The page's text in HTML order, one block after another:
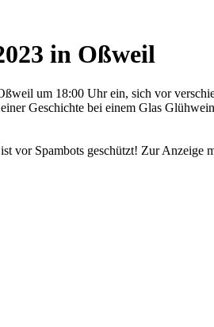
in Oßweil
um 18:00 Uhr ein, sich vor
Geschichte bei einem Glas
vor Spambots geschützt! Zur Anzeige